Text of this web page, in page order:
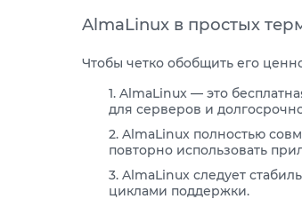
AlmaLinux в простых
Чтобы четко обобщить его
AlmaLinux — это
для серверов и
AlmaLinux полностью
повторно использовать
AlmaLinux следует
циклами поддержки.